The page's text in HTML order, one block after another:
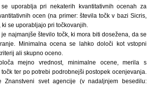
uporablja pri nekaterih kvantitativnih ocenah za
ocen (na primer: števila točk v bazi Sicris,
se uporabljajo pri točkovanjih.
najmanjše število točk, ki mora biti dosežena, da se
Minimalna ocena se lahko določi kot vstopni
ali skupno oceno.
mejno vrednost, minimalne ocene, merila s
ter po potrebi podrobnejši postopek ocenjevanja.
Znanstveni svet agencije (v nadaljnjem besedilu: